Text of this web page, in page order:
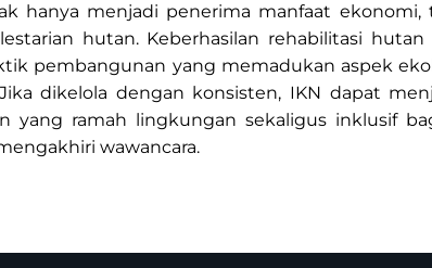
hanya menjadi penerima manfaat
hutan. Keberhasilan rehabilitasi
pembangunan yang memadukan aspek
dikelola dengan konsisten, IKN dapat
yang ramah lingkungan sekaligus inklusif
wawancara.